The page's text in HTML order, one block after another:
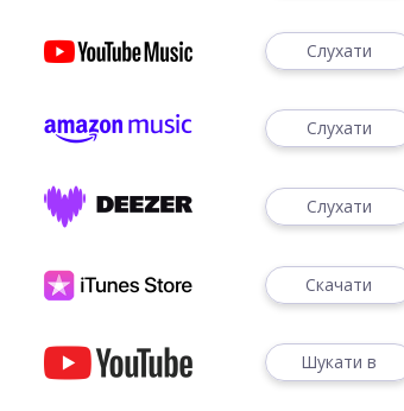
Слухати
Слухати
Слухати
Скачати
Шукати в